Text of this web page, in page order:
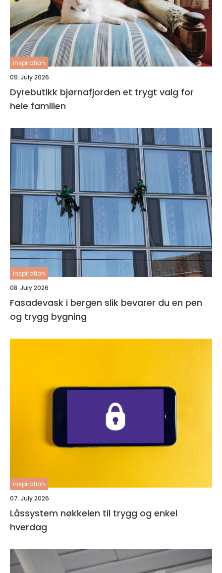
inspiration
09. July 2026
Dyrebutikk bjørnafjorden et trygt valg for
hele familien
inspiration
08. July 2026
Fasadevask i bergen slik bevarer du en pen
og trygg bygning
inspiration
07. July 2026
Låssystem nøkkelen til trygg og enkel
hverdag